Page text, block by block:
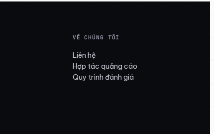
VỀ CHÚNG TÔI
Liên hệ
Hợp tác quảng cáo
Quy trình đánh giá